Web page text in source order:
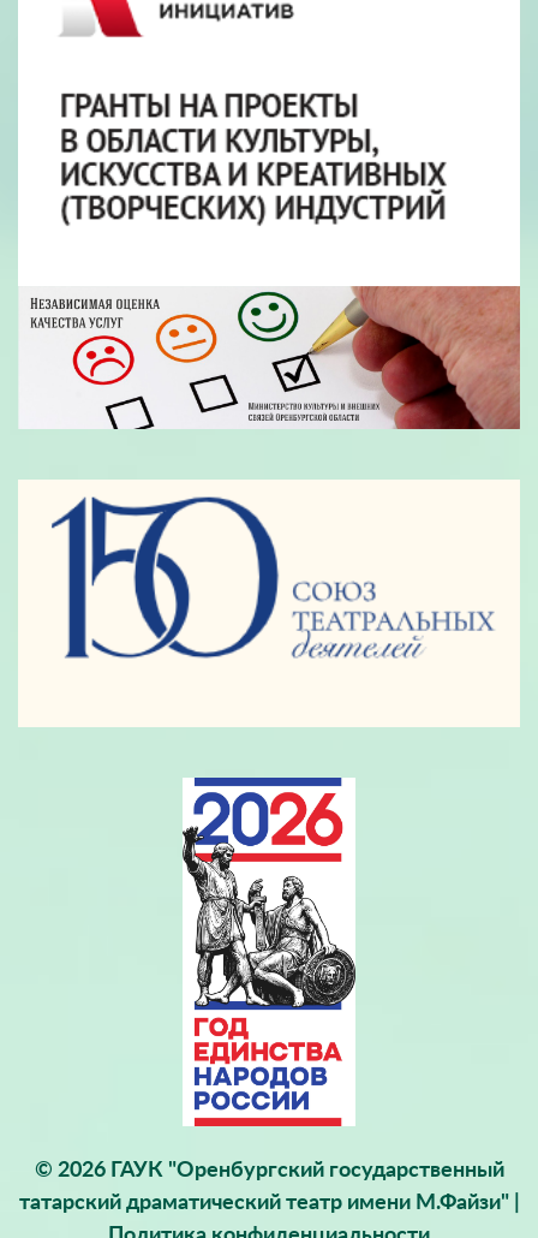
© 2026 ГАУК "Оренбургский государственный
татарский драматический театр имени М.Файзи" |